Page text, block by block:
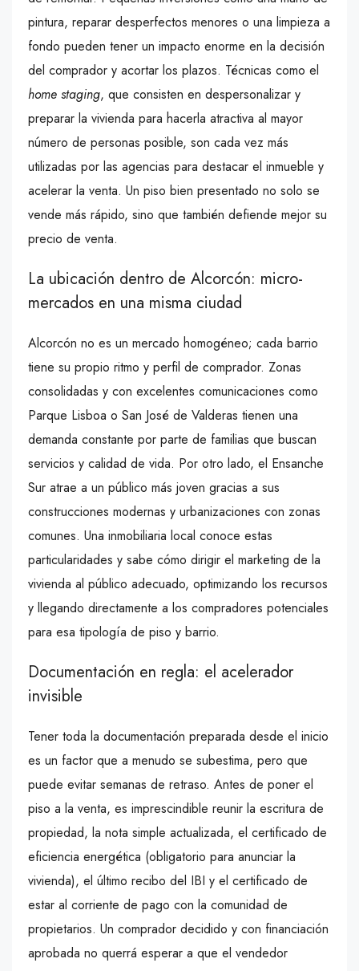
pintura, reparar desperfectos menores o una limpieza a
fondo pueden tener un impacto enorme en la decisión
del comprador y acortar los plazos. Técnicas como el
home staging, que consisten en despersonalizar y
preparar la vivienda para hacerla atractiva al mayor
número de personas posible, son cada vez más
utilizadas por las agencias para destacar el inmueble y
acelerar la venta. Un piso bien presentado no solo se
vende más rápido, sino que también defiende mejor su
precio de venta.
La ubicación dentro de Alcorcón: micro-
mercados en una misma ciudad
Alcorcón no es un mercado homogéneo; cada barrio
tiene su propio ritmo y perfil de comprador. Zonas
consolidadas y con excelentes comunicaciones como
Parque Lisboa o San José de Valderas tienen una
demanda constante por parte de familias que buscan
servicios y calidad de vida. Por otro lado, el Ensanche
Sur atrae a un público más joven gracias a sus
construcciones modernas y urbanizaciones con zonas
comunes. Una inmobiliaria local conoce estas
particularidades y sabe cómo dirigir el marketing de la
vivienda al público adecuado, optimizando los recursos
y llegando directamente a los compradores potenciales
para esa tipología de piso y barrio.
Documentación en regla: el acelerador
invisible
Tener toda la documentación preparada desde el inicio
es un factor que a menudo se subestima, pero que
puede evitar semanas de retraso. Antes de poner el
piso a la venta, es imprescindible reunir la escritura de
propiedad, la nota simple actualizada, el certificado de
eficiencia energética (obligatorio para anunciar la
vivienda), el último recibo del IBI y el certificado de
estar al corriente de pago con la comunidad de
propietarios. Un comprador decidido y con financiación
aprobada no querrá esperar a que el vendedor